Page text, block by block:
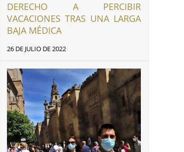
DERECHO A PERCIBIR
VACACIONES TRAS UNA LARGA
BAJA MÉDICA
26 DE JULIO DE 2022